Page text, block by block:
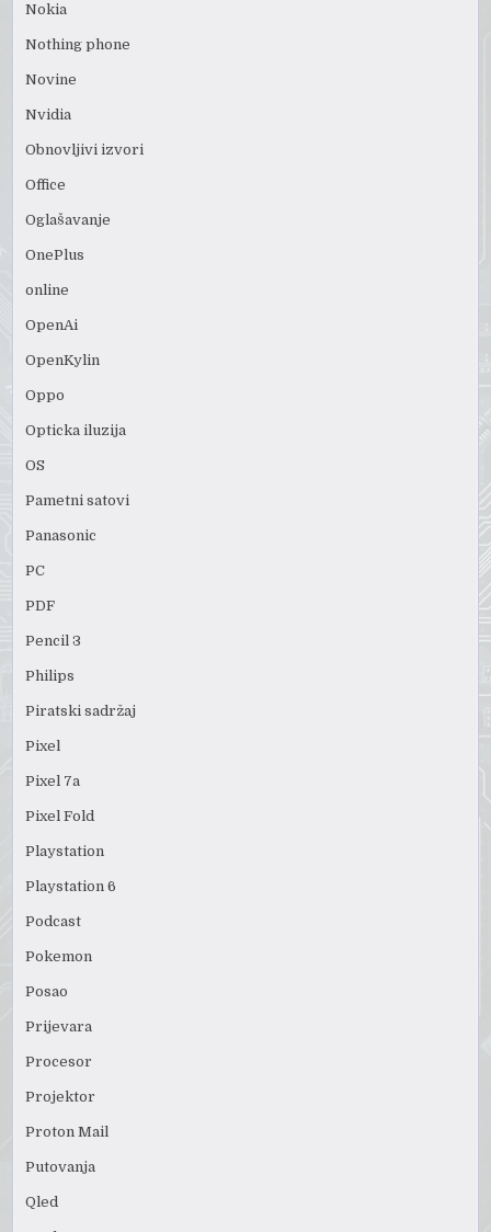
Nokia
Nothing phone
Novine
Nvidia
Obnovljivi izvori
Office
Oglašavanje
OnePlus
online
OpenAi
OpenKylin
Oppo
Opticka iluzija
OS
Pametni satovi
Panasonic
PC
PDF
Pencil 3
Philips
Piratski sadržaj
Pixel
Pixel 7a
Pixel Fold
Playstation
Playstation 6
Podcast
Pokemon
Posao
Prijevara
Procesor
Projektor
Proton Mail
Putovanja
Qled